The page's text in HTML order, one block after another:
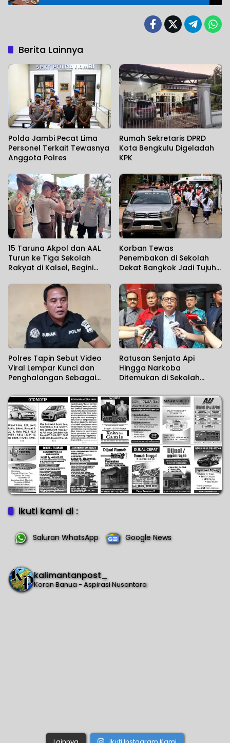
Berita Lainnya
Polda Jambi Pecat Lima
Personel Terkait Tewasnya
Anggota Polres
Rumah Sekretaris DPRD
Kota Bengkulu Digeladah
KPK
15 Taruna Akpol dan AAL
Turun ke Tiga Sekolah
Rakyat di Kalsel, Begini
Korban Tewas
Penembakan di Sekolah
Dekat Bangkok Jadi Tujuh
Polres Tapin Sebut Video
Viral Lempar Kunci dan
Penghalangan Sebagai
Ratusan Senjata Api
Hingga Narkoba
Ditemukan di Sekolah
ikuti kami di :
Saluran WhatsApp Google News
kalimantanpost_
Koran Banua - Aspirasi Nusantara